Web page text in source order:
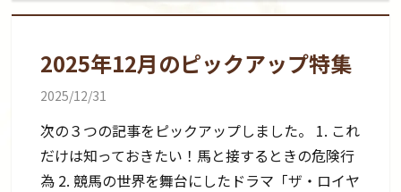
2025年12月のピックアップ特集
2025/12/31
次の３つの記事をピックアップしました。 1. これ
だけは知っておきたい！馬と接するときの危険行
為 2. 競馬の世界を舞台にしたドラマ「ザ・ロイヤ